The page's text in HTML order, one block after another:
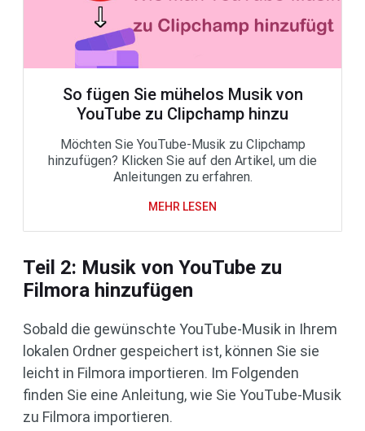
So fügen Sie mühelos Musik von
YouTube zu Clipchamp hinzu
Möchten Sie YouTube-Musik zu Clipchamp
hinzufügen? Klicken Sie auf den Artikel, um die
Anleitungen zu erfahren.
MEHR LESEN
Teil 2: Musik von YouTube zu
Filmora hinzufügen
Sobald die gewünschte YouTube-Musik in Ihrem
lokalen Ordner gespeichert ist, können Sie sie
leicht in Filmora importieren. Im Folgenden
finden Sie eine Anleitung, wie Sie YouTube-Musik
zu Filmora importieren.